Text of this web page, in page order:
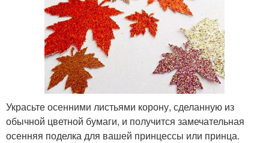
Украсьте осенними листьями корону, сделанную из
обычной цветной бумаги, и получится замечательная
осенняя поделка для вашей принцессы или принца.